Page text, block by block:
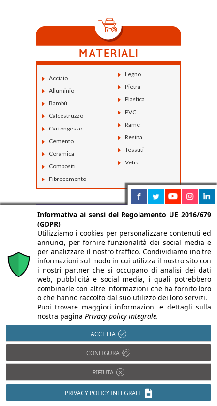
Acciaio
Alluminio
Bambù
Calcestruzzo
Cartongesso
Cemento
Ceramica
Compositi
Fibrocemento
Legno
Pietra
Plastica
PVC
Rame
Resina
Tessuti
Vetro
Informativa ai sensi del Regolamento UE 2016/679
(GDPR)
Utilizziamo i cookies per personalizzare contenuti ed
annunci, per fornire funzionalità dei social media e
per analizzare il nostro traffico. Condividiamo inoltre
informazioni sul modo in cui utilizza il nostro sito con
i nostri partner che si occupano di analisi dei dati
web, pubblicità e social media, i quali potrebbero
combinarle con altre informazioni che ha fornito loro
o che hanno raccolto dal suo utilizzo dei loro servizi.
Puoi trovare maggiori informazioni e dettagli sulla
nostra pagina Privacy policy integrale.
ACCETTA
CONFIGURA
RIFIUTA
PRIVACY POLICY INTEGRALE